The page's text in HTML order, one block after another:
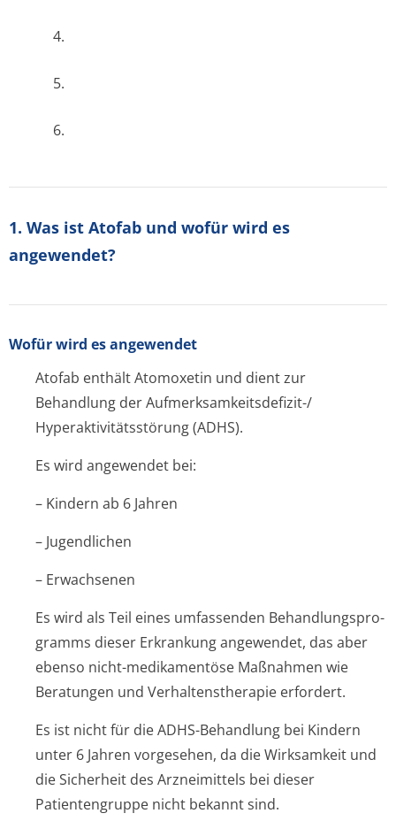
4.
5.
6.
1. Was ist Atofab und wofür wird es
angewendet?
Wofür wird es angewendet
Atofab enthält Atomoxetin und dient zur
Behandlung der Aufmerksamkeit­sdefizit-/
Hyperaktivitätsstörung (ADHS).
Es wird angewendet bei:
– Kindern ab 6 Jahren
– Jugendlichen
– Erwachsenen
Es wird als Teil eines umfassenden Behandlungspro­
gramms dieser Erkrankung angewendet, das aber
ebenso nicht-medikamentöse Maßnahmen wie
Beratungen und Verhaltenstherapie erfordert.
Es ist nicht für die ADHS-Behandlung bei Kindern
unter 6 Jahren vorgesehen, da die Wirksamkeit und
die Sicherheit des Arzneimittels bei dieser
Patientengruppe nicht bekannt sind.